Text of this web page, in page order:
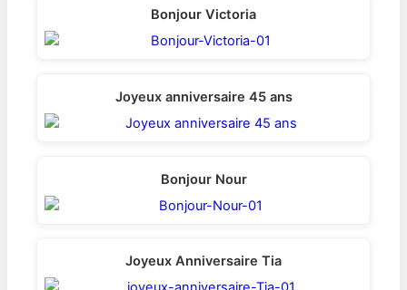
Bonjour Victoria
Joyeux anniversaire 45 ans
Bonjour Nour
Joyeux Anniversaire Tia